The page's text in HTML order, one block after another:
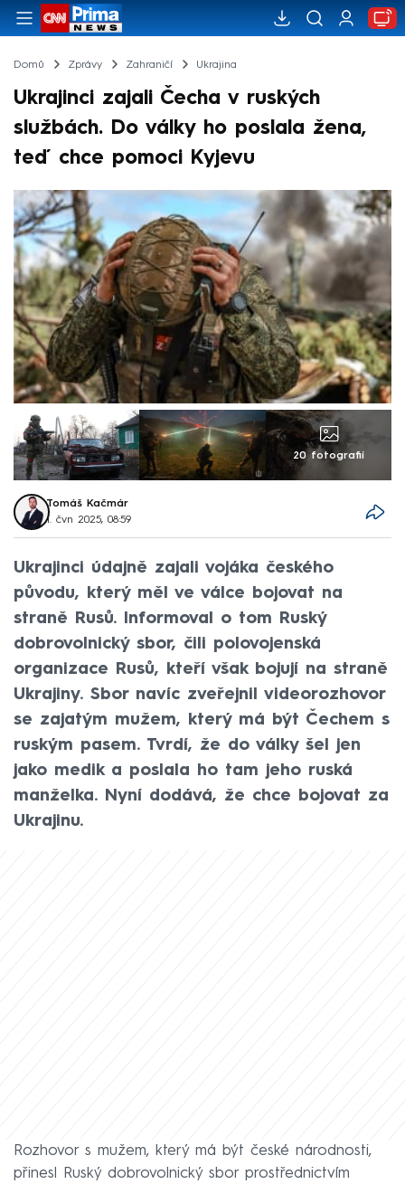
Domů Zprávy Zahraničí Ukrajina
Ukrajinci zajali Čecha v ruských
službách. Do války ho poslala žena,
teď chce pomoci Kyjevu
20 fotografií
Tomáš Kačmár
1. čvn 2025, 08:59
Ukrajinci údajně zajali vojáka českého
původu, který měl ve válce bojovat na
straně Rusů. Informoval o tom Ruský
dobrovolnický sbor, čili polovojenská
organizace Rusů, kteří však bojují na straně
Ukrajiny. Sbor navíc zveřejnil videorozhovor
se zajatým mužem, který má být Čechem s
ruským pasem. Tvrdí, že do války šel jen
jako medik a poslala ho tam jeho ruská
manželka. Nyní dodává, že chce bojovat za
Ukrajinu.
Rozhovor s mužem, který má být české národnosti,
přinesl Ruský dobrovolnický sbor prostřednictvím